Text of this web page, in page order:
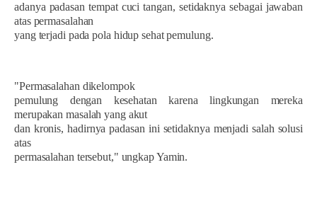
adanya padasan tempat cuci tangan, setidaknya sebagai jawaban
atas permasalahan
yang terjadi pada pola hidup sehat pemulung.
"Permasalahan dikelompok
pemulung dengan kesehatan karena lingkungan mereka
merupakan masalah yang akut
dan kronis, hadirnya padasan ini setidaknya menjadi salah solusi
atas
permasalahan tersebut," ungkap Yamin.